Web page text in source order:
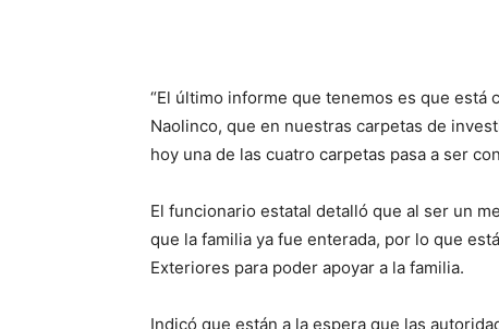
“El último informe que tenemos es que
Naolinco, que en nuestras carpetas de
hoy una de las cuatro carpetas pasa a ser
El funcionario estatal detalló que al ser un
que la familia ya fue enterada, por lo que
Exteriores para poder apoyar a la familia.
Indicó que están a la espera que las